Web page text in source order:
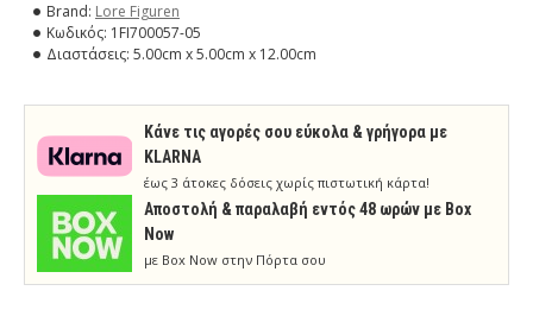
Brand: Lore Figuren
Κωδικός: 1FI700057-05
Διαστάσεις: 5.00cm x 5.00cm x 12.00cm
Κάνε τις αγορές σου εύκολα & γρήγορα με
KLARNA
έως 3 άτοκες δόσεις χωρίς πιστωτική κάρτα!
Aποστολή & παραλαβή εντός 48 ωρών με Box
Now
με Box Now στην Πόρτα σου